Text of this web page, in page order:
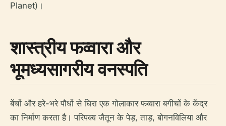
Planet)।
शास्त्रीय फव्वारा और
भूमध्यसागरीय वनस्पति
बेंचों और हरे-भरे पौधों से घिरा एक गोलाकार फव्वारा बगीचों के केंद्र
का निर्माण करता है। परिपक्व जैतून के पेड़, ताड़, बोगनविलिया और